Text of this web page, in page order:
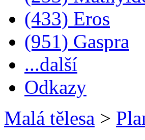
(433) Eros
(951) Gaspra
...další
Odkazy
Malá tělesa >